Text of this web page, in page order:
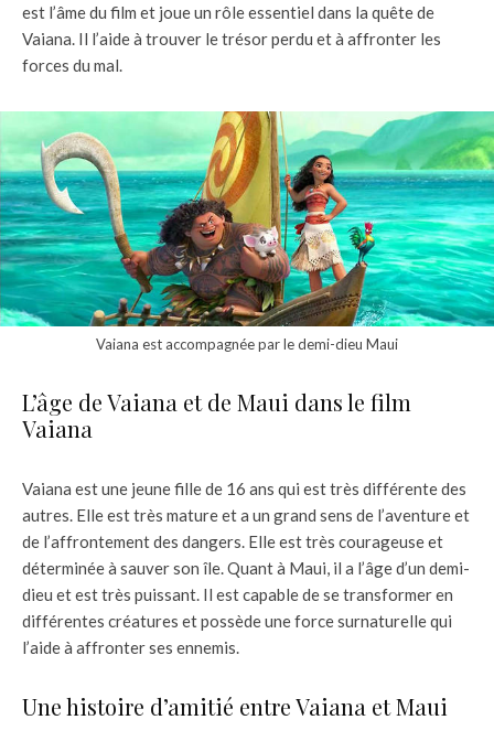
est l’âme du film et joue un rôle essentiel dans la quête de
Vaiana. Il l’aide à trouver le trésor perdu et à affronter les
forces du mal.
Vaiana est accompagnée par le demi-dieu Maui
L’âge de Vaiana et de Maui dans le film
Vaiana
Vaiana est une jeune fille de 16 ans qui est très différente des
autres. Elle est très mature et a un grand sens de l’aventure et
de l’affrontement des dangers. Elle est très courageuse et
déterminée à sauver son île. Quant à Maui, il a l’âge d’un demi-
dieu et est très puissant. Il est capable de se transformer en
différentes créatures et possède une force surnaturelle qui
l’aide à affronter ses ennemis.
Une histoire d’amitié entre Vaiana et Maui